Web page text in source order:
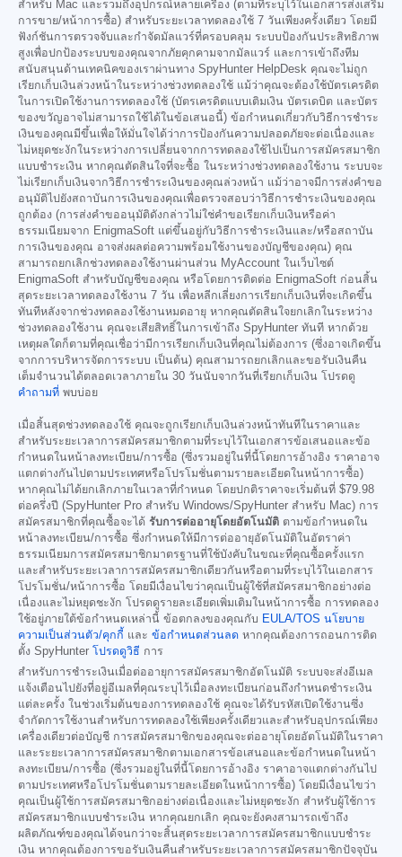
สำหรับ Mac และรวมถึงอุปกรณ์หลายเครื่อง (ตามที่ระบุไว้ในเอกสารส่งเสริม
การขาย/หน้าการซื้อ) สำหรับระยะเวลาทดลองใช้ 7 วันเพียงครั้งเดียว โดยมี
ฟังก์ชันการตรวจจับและกำจัดมัลแวร์ที่ครอบคลุม ระบบป้องกันประสิทธิภาพ
สูงเพื่อปกป้องระบบของคุณจากภัยคุกคามจากมัลแวร์ และการเข้าถึงทีม
สนับสนุนด้านเทคนิคของเราผ่านทาง SpyHunter HelpDesk คุณจะไม่ถูก
เรียกเก็บเงินล่วงหน้าในระหว่างช่วงทดลองใช้ แม้ว่าคุณจะต้องใช้บัตรเครดิต
ในการเปิดใช้งานการทดลองใช้ (บัตรเครดิตแบบเติมเงิน บัตรเดบิต และบัตร
ของขวัญอาจไม่สามารถใช้ได้ในข้อเสนอนี้) ข้อกำหนดเกี่ยวกับวิธีการชำระ
เงินของคุณมีขึ้นเพื่อให้มั่นใจได้ว่าการป้องกันความปลอดภัยจะต่อเนื่องและ
ไม่หยุดชะงักในระหว่างการเปลี่ยนจากการทดลองใช้ไปเป็นการสมัครสมาชิก
แบบชำระเงิน หากคุณตัดสินใจที่จะซื้อ ในระหว่างช่วงทดลองใช้งาน ระบบจะ
ไม่เรียกเก็บเงินจากวิธีการชำระเงินของคุณล่วงหน้า แม้ว่าอาจมีการส่งคำขอ
อนุมัติไปยังสถาบันการเงินของคุณเพื่อตรวจสอบว่าวิธีการชำระเงินของคุณ
ถูกต้อง (การส่งคำขออนุมัติดังกล่าวไม่ใช่คำขอเรียกเก็บเงินหรือค่า
ธรรมเนียมจาก EnigmaSoft แต่ขึ้นอยู่กับวิธีการชำระเงินและ/หรือสถาบัน
การเงินของคุณ อาจส่งผลต่อความพร้อมใช้งานของบัญชีของคุณ) คุณ
สามารถยกเลิกช่วงทดลองใช้งานผ่านส่วน MyAccount ในเว็บไซต์
EnigmaSoft สำหรับบัญชีของคุณ หรือโดยการติดต่อ EnigmaSoft ก่อนสิ้น
สุดระยะเวลาทดลองใช้งาน 7 วัน เพื่อหลีกเลี่ยงการเรียกเก็บเงินที่จะเกิดขึ้น
ทันทีหลังจากช่วงทดลองใช้งานหมดอายุ หากคุณตัดสินใจยกเลิกในระหว่าง
ช่วงทดลองใช้งาน คุณจะเสียสิทธิ์ในการเข้าถึง SpyHunter ทันที หากด้วย
เหตุผลใดก็ตามที่คุณเชื่อว่ามีการเรียกเก็บเงินที่คุณไม่ต้องการ (ซึ่งอาจเกิดขึ้น
จากการบริหารจัดการระบบ เป็นต้น) คุณสามารถยกเลิกและขอรับเงินคืน
เต็มจำนวนได้ตลอดเวลาภายใน 30 วันนับจากวันที่เรียกเก็บเงิน โปรดดู
คำถามที่ พบบ่อย
เมื่อสิ้นสุดช่วงทดลองใช้ คุณจะถูกเรียกเก็บเงินล่วงหน้าทันทีในราคาและ
สำหรับระยะเวลาการสมัครสมาชิกตามที่ระบุไว้ในเอกสารข้อเสนอและข้อ
กำหนดในหน้าลงทะเบียน/การซื้อ (ซึ่งรวมอยู่ในที่นี้โดยการอ้างอิง ราคาอาจ
แตกต่างกันไปตามประเทศหรือโปรโมชั่นตามรายละเอียดในหน้าการซื้อ)
หากคุณไม่ได้ยกเลิกภายในเวลาที่กำหนด โดยปกติราคาจะเริ่มต้นที่ $79.98
ต่อครึ่งปี (SpyHunter Pro สำหรับ Windows/SpyHunter สำหรับ Mac) การ
สมัครสมาชิกที่คุณซื้อจะได้ รับการต่ออายุโดยอัตโนมัติ ตามข้อกำหนดใน
หน้าลงทะเบียน/การซื้อ ซึ่งกำหนดให้มีการต่ออายุอัตโนมัติในอัตราค่า
ธรรมเนียมการสมัครสมาชิกมาตรฐานที่ใช้บังคับในขณะที่คุณซื้อครั้งแรก
และสำหรับระยะเวลาการสมัครสมาชิกเดียวกันหรือตามที่ระบุไว้ในเอกสาร
โปรโมชั่น/หน้าการซื้อ โดยมีเงื่อนไขว่าคุณเป็นผู้ใช้ที่สมัครสมาชิกอย่างต่อ
เนื่องและไม่หยุดชะงัก โปรดดูรายละเอียดเพิ่มเติมในหน้าการซื้อ การทดลอง
ใช้อยู่ภายใต้ข้อกำหนดเหล่านี้ ข้อตกลงของคุณกับ EULA/TOS นโยบาย
ความเป็นส่วนตัว/คุกกี้ และ ข้อกำหนดส่วนลด หากคุณต้องการถอนการติด
ตั้ง SpyHunter โปรดดูวิธี การ
สำหรับการชำระเงินเมื่อต่ออายุการสมัครสมาชิกอัตโนมัติ ระบบจะส่งอีเมล
แจ้งเตือนไปยังที่อยู่อีเมลที่คุณระบุไว้เมื่อลงทะเบียนก่อนถึงกำหนดชำระเงิน
แต่ละครั้ง ในช่วงเริ่มต้นของการทดลองใช้ คุณจะได้รับรหัสเปิดใช้งานซึ่ง
จำกัดการใช้งานสำหรับการทดลองใช้เพียงครั้งเดียวและสำหรับอุปกรณ์เพียง
เครื่องเดียวต่อบัญชี การสมัครสมาชิกของคุณจะต่ออายุโดยอัตโนมัติในราคา
และระยะเวลาการสมัครสมาชิกตามเอกสารข้อเสนอและข้อกำหนดในหน้า
ลงทะเบียน/การซื้อ (ซึ่งรวมอยู่ในที่นี้โดยการอ้างอิง ราคาอาจแตกต่างกันไป
ตามประเทศหรือโปรโมชั่นตามรายละเอียดในหน้าการซื้อ) โดยมีเงื่อนไขว่า
คุณเป็นผู้ใช้การสมัครสมาชิกอย่างต่อเนื่องและไม่หยุดชะงัก สำหรับผู้ใช้การ
สมัครสมาชิกแบบชำระเงิน หากคุณยกเลิก คุณจะยังคงสามารถเข้าถึง
ผลิตภัณฑ์ของคุณได้จนกว่าจะสิ้นสุดระยะเวลาการสมัครสมาชิกแบบชำระ
เงิน หากคุณต้องการขอรับเงินคืนสำหรับระยะเวลาการสมัครสมาชิกปัจจุบัน